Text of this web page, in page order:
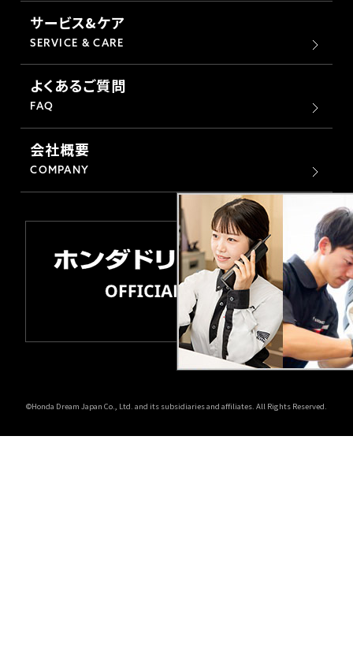
サービス&ケア
SERVICE & CARE
よくあるご質問
FAQ
会社概要
COMPANY
©Honda Dream Japan Co., Ltd. and its subsidiaries and affiliates. All Rights Reserved.